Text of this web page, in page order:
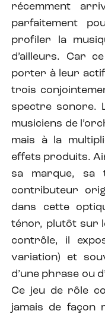
récemment
parfaitement
profiler la
d’ailleurs. Car
porter à leur
trois
spectre sonore.
musiciens de
mais à la
effets produits.
sa marque, sa
contributeur
dans cette
ténor, plutôt sur
contrôle, il
variation) et
d’une phrase ou
Ce jeu de rôle
jamais de façon